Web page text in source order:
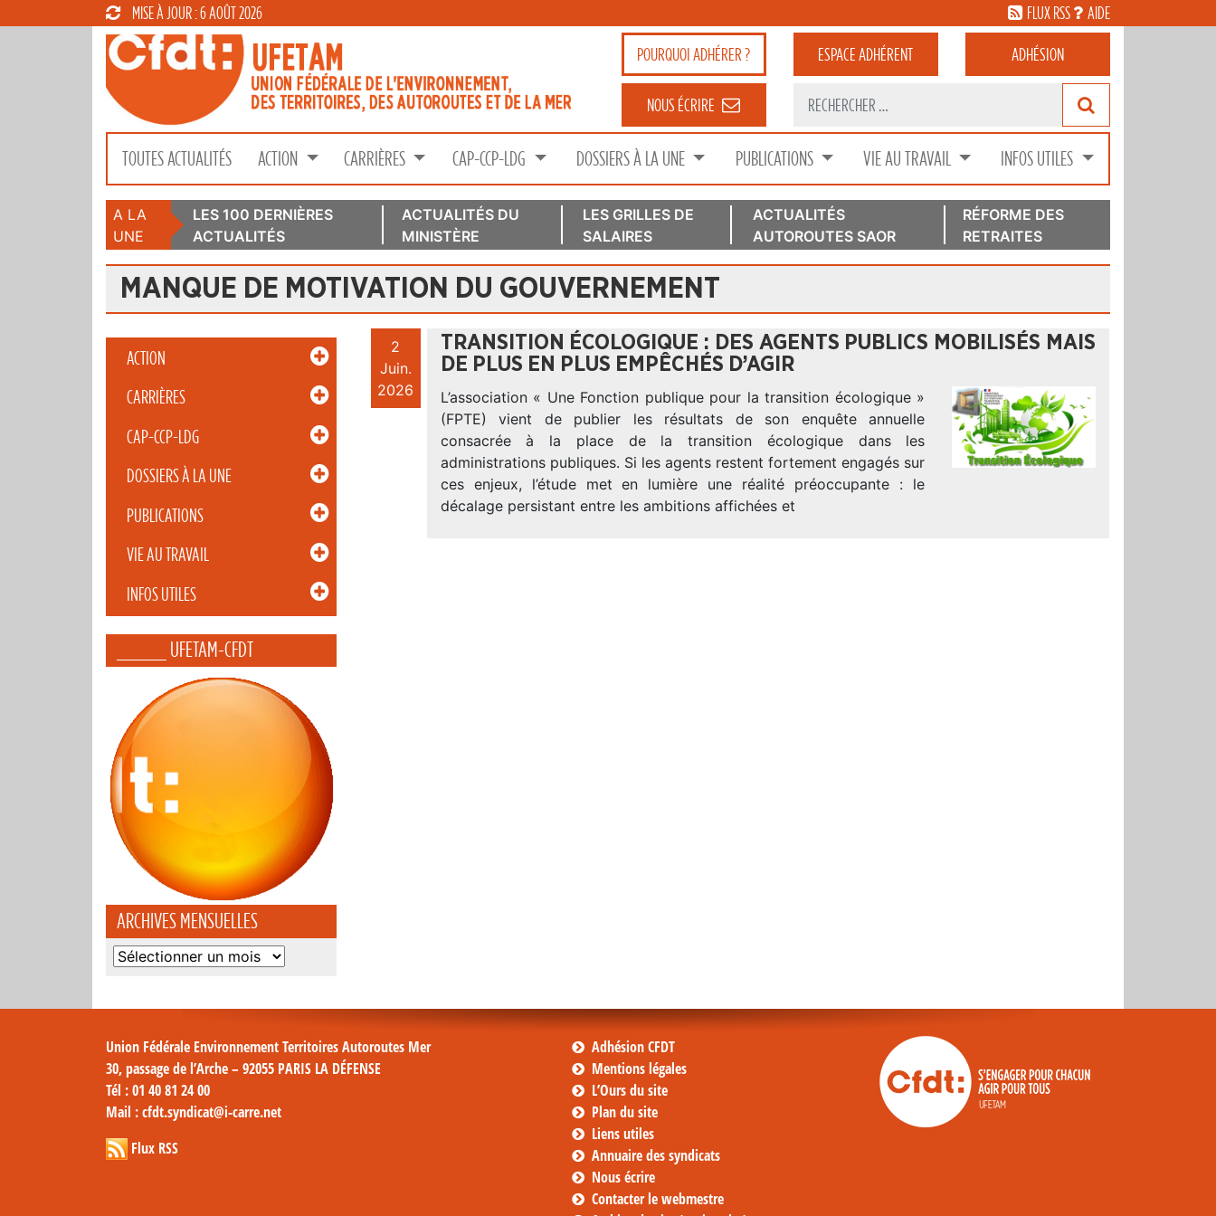
MISE À JOUR : 6 AOÛT 2026 FLUX RSS AIDE
POURQUOIADHÉRER ? ESPACEADHÉRENT ADHÉSION
NOUS ÉCRIRE
TOUTES ACTUALITÉS ACTION CARRIÈRES CAP-CCP-LDG DOSSIERS À LA UNE PUBLICATIONS VIE AU TRAVAIL INFOS UTILES
A LA
UNE
LES 100 DERNIÈRES
ACTUALITÉS
ACTUALITÉS DU
MINISTÈRE
LES GRILLES DE
SALAIRES
ACTUALITÉS
AUTOROUTES SAOR
RÉFORME DES
RETRAITES
MANQUE DE MOTIVATION DU GOUVERNEMENT
ACTION
CARRIÈRES
CAP-CCP-LDG
DOSSIERS À LA UNE
PUBLICATIONS
VIE AU TRAVAIL
INFOS UTILES
_____ UFETAM-CFDT
ARCHIVES MENSUELLES
Archives
2
Juin.
2026
TRANSITION ÉCOLOGIQUE : DES AGENTS PUBLICS MOBILISÉS MAIS
DE PLUS EN PLUS EMPÊCHÉS D’AGIR
L’association « Une Fonction publique pour la transition écologique »
(FPTE) vient de publier les résultats de son enquête annuelle
consacrée à la place de la transition écologique dans les
administrations publiques. Si les agents restent fortement engagés sur
ces enjeux, l’étude met en lumière une réalité préoccupante : le
décalage persistant entre les ambitions affichées et
Union Fédérale Environnement Territoires Autoroutes Mer
30, passage de l’Arche – 92055 PARIS LA DÉFENSE
Tél : 01 40 81 24 00
Mail : cfdt.syndicat@i-carre.net
Flux RSS
Adhésion CFDT
Mentions légales
L’Ours du site
Plan du site
Liens utiles
Annuaire des syndicats
Nous écrire
Contacter le webmestre